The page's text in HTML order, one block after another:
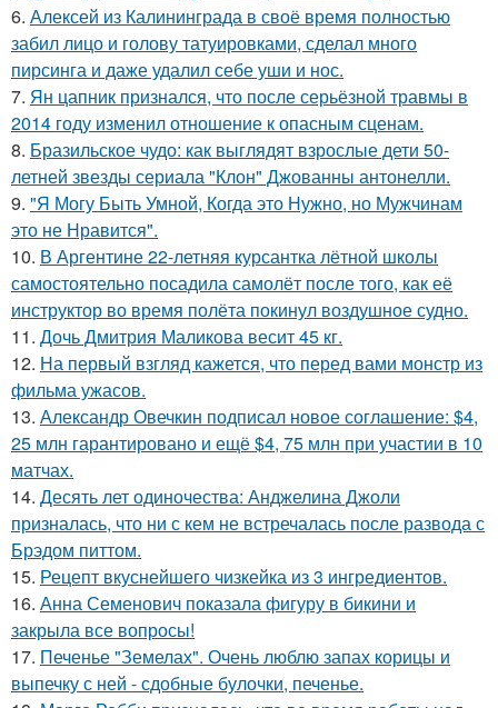
6. Алексей из Калининграда в своё время полностью
забил лицо и голову татуировками, сделал много
пирсинга и даже удалил себе уши и нос.
7. Ян цапник признался, что после серьёзной травмы в
2014 году изменил отношение к опасным сценам.
8. Бразильское чудо: как выглядят взрослые дети 50-
летней звезды сериала "Клон" Джованны антонелли.
9. "Я Могу Быть Умной, Когда это Нужно, но Мужчинам
это не Нравится".
10. В Аргентине 22-летняя курсантка лётной школы
самостоятельно посадила самолёт после того, как её
инструктор во время полёта покинул воздушное судно.
11. Дочь Дмитрия Маликова весит 45 кг.
12. На первый взгляд кажется, что перед вами монстр из
фильма ужасов.
13. Александр Овечкин подписал новое соглашение: $4,
25 млн гарантировано и ещё $4, 75 млн при участии в 10
матчах.
14. Десять лет одиночества: Анджелина Джоли
призналась, что ни с кем не встречалась после развода с
Брэдом питтом.
15. Рецепт вкуснейшего чизкейка из 3 ингредиентов.
16. Анна Семенович показала фигуру в бикини и
закрыла все вопросы!
17. Печенье "Земелах". Очень люблю запах корицы и
выпечку с ней - сдобные булочки, печенье.